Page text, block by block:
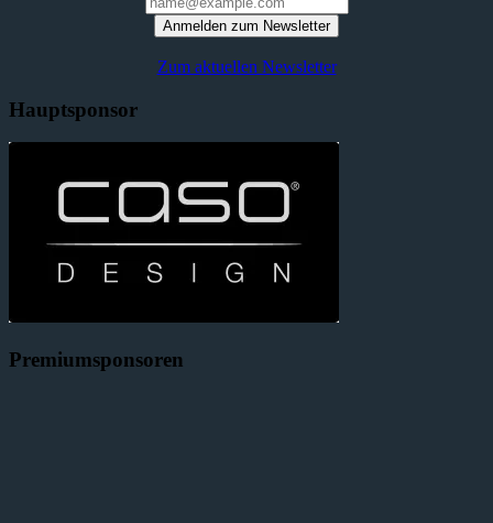
Anmelden zum Newsletter
Zum aktuellen Newsletter
Hauptsponsor
Premiumsponsoren